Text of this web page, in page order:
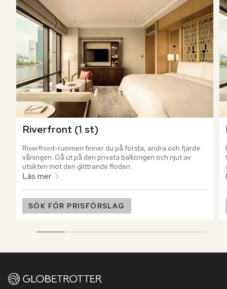
Riverfront (1 st)
Riverfront-rummen finner du på första, andra och fjärde
våningen. Gå ut på den privata balkongen och njut av
utsikten mot den glittrande floden.
Läs mer
SÖK FÖR PRISFÖRSLAG